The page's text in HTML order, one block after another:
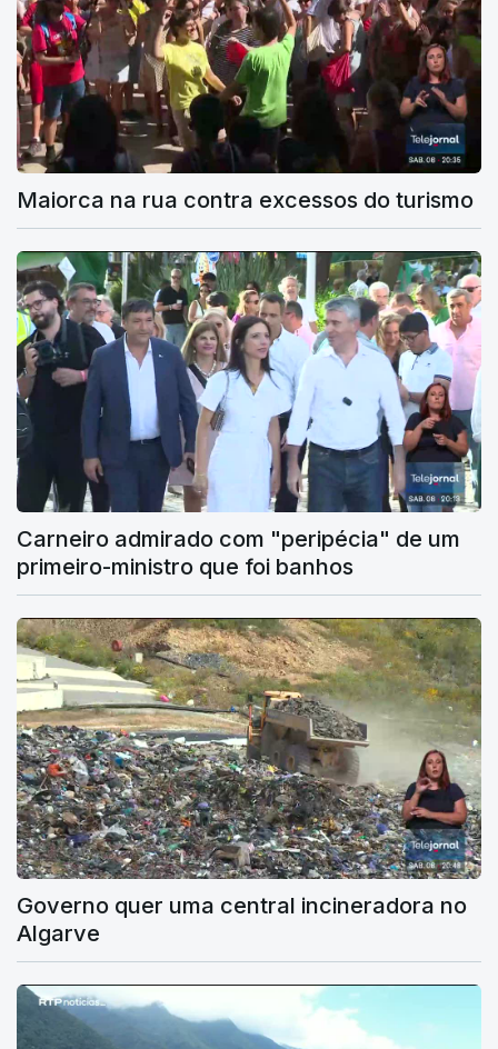
Maiorca na rua contra excessos do turismo
Carneiro admirado com "peripécia" de um
primeiro-ministro que foi banhos
Governo quer uma central incineradora no
Algarve